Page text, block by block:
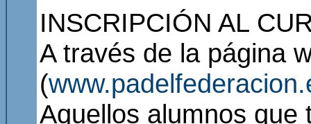
INSCRIPCIÓN AL
A través de la página
(
Aquellos alumnos que